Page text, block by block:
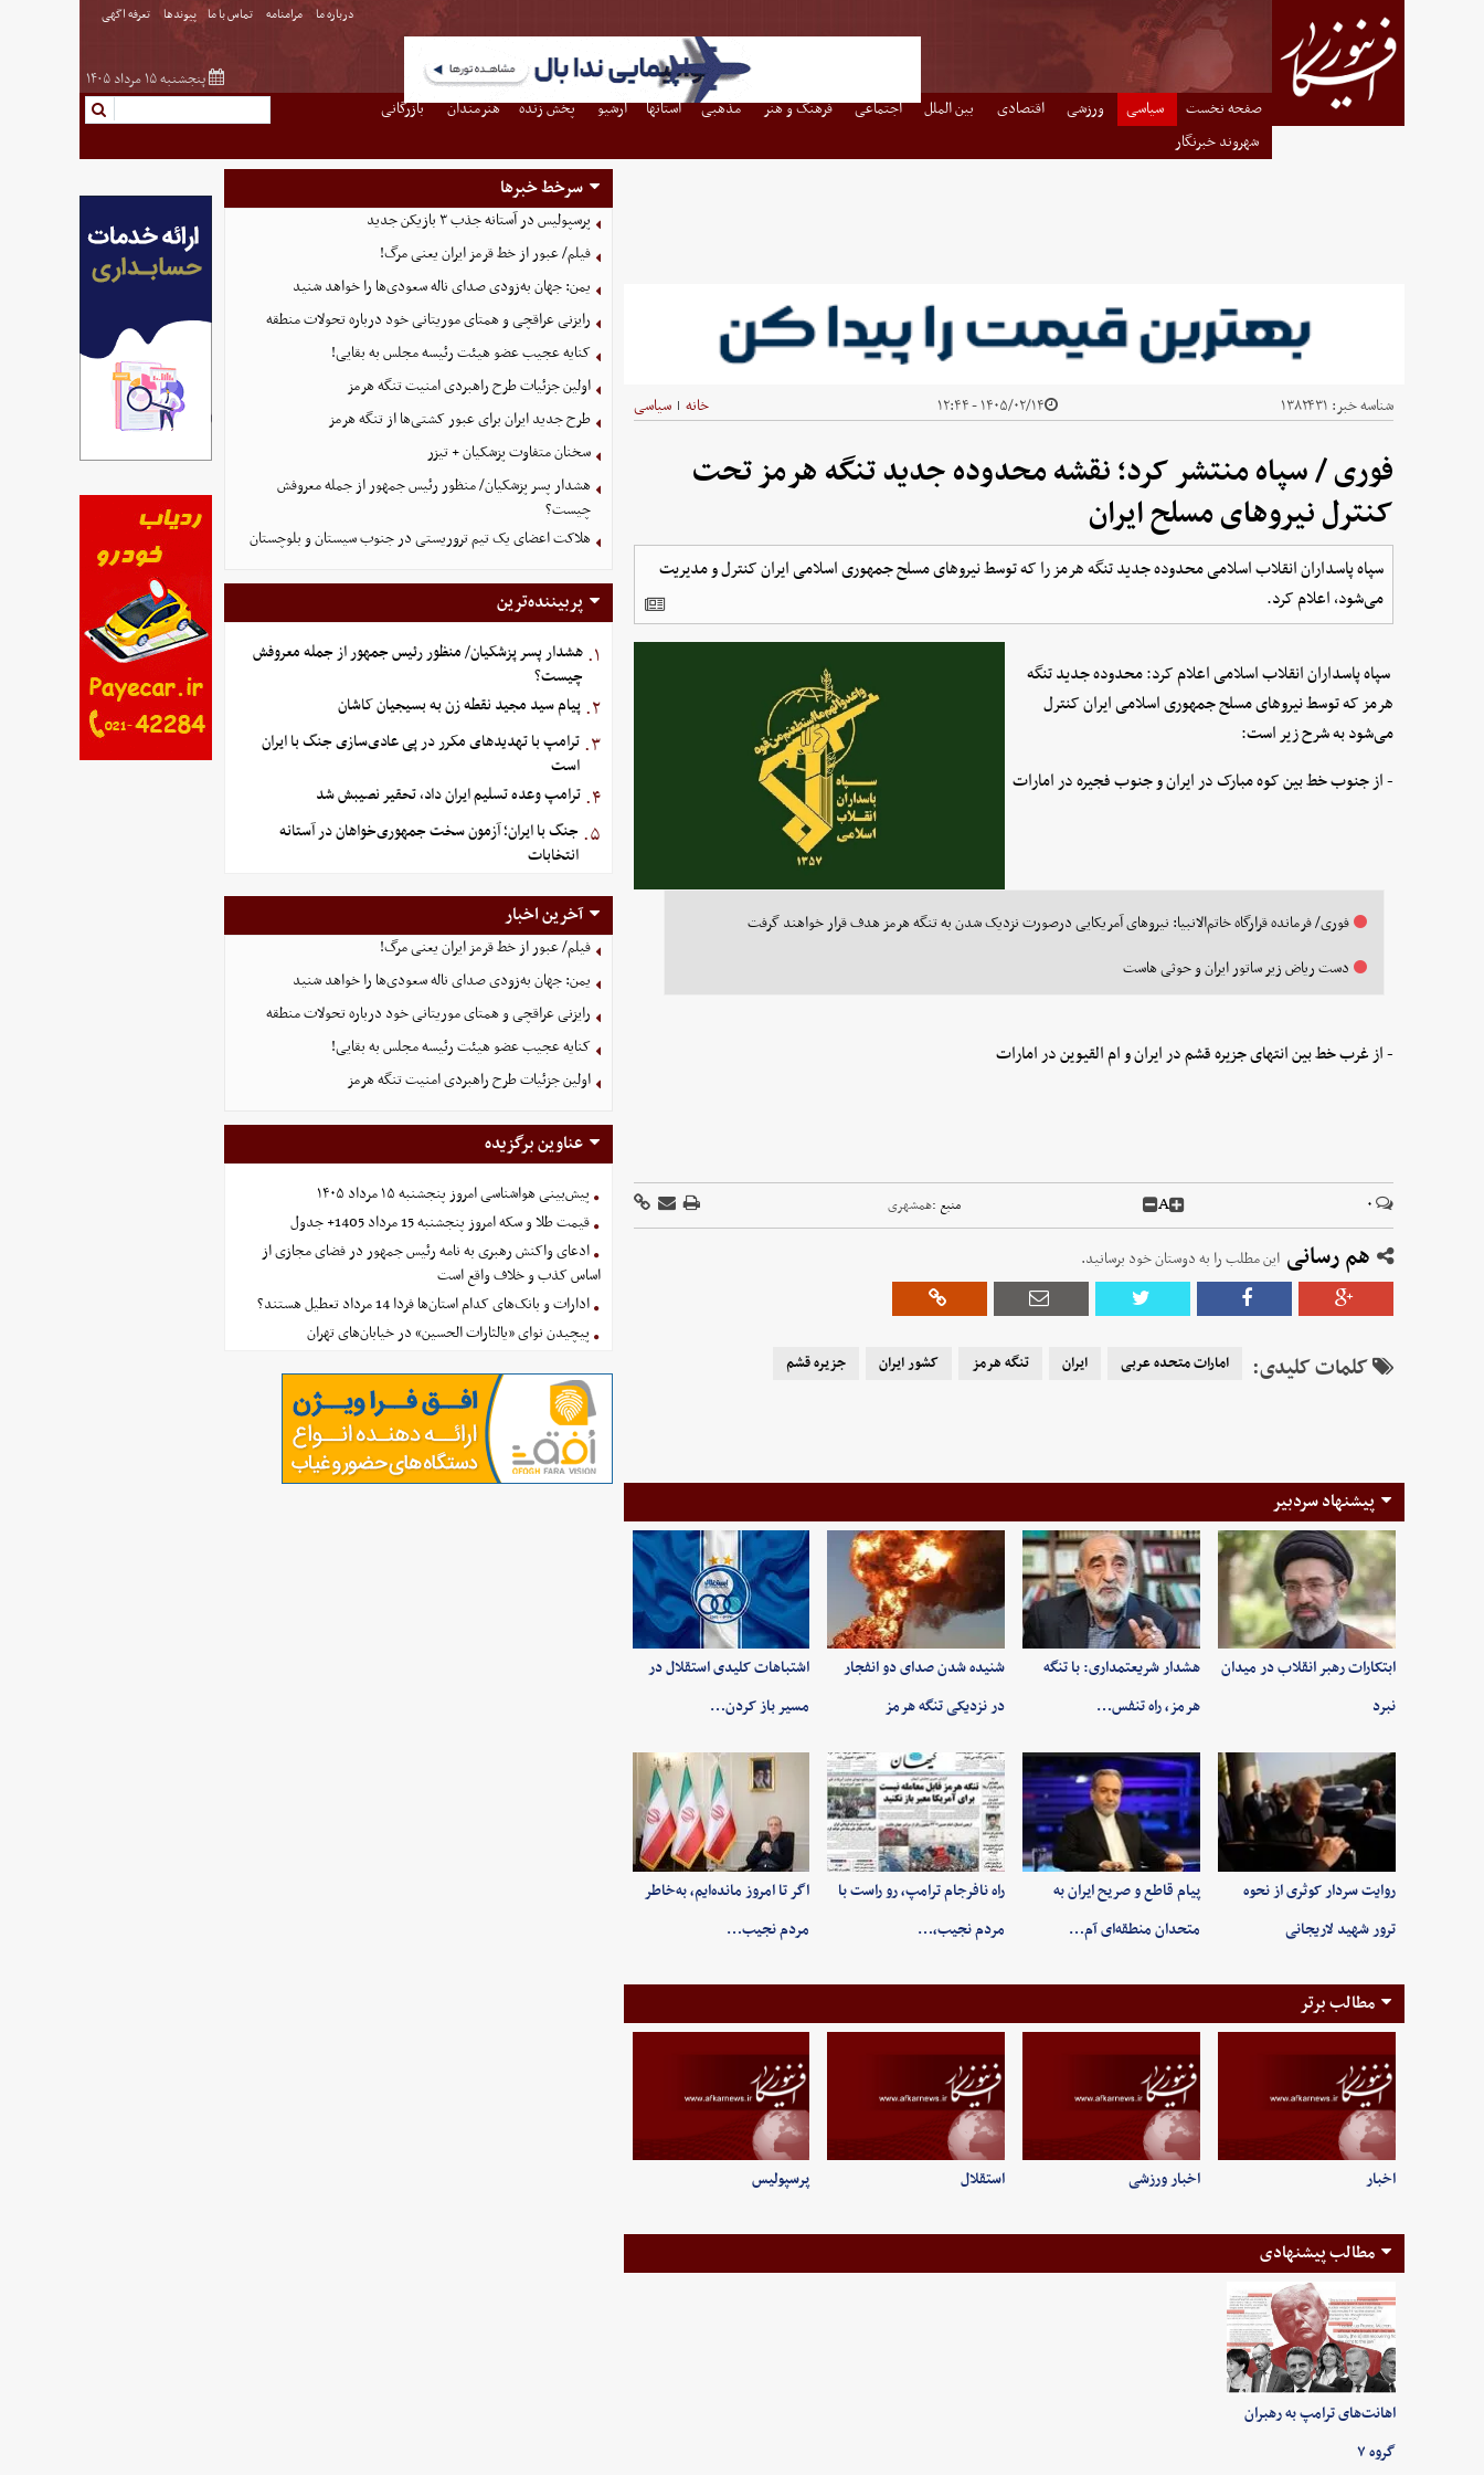
درباره ما مرامنامه تماس با ما پیوندها تعرفه اگهی
پنجشنبه ۱۵ مرداد ۱۴۰۵
صفحه نخست سیاسی ورزشی اقتصادی بین الملل اجتماعی فرهنگ و هنر مذهبی استانها آرشیو پخش زنده هنرمندان
بازرگانی
شهروند خبرنگار
شناسه خبر: ۱۳۸۲۴۳۱ ۱۴۰۵/۰۲/۱۴ - ۱۲:۴۴ خانه | سیاسی
فوری / سپاه منتشر کرد؛ نقشه محدوده جدید تنگه هرمز تحت
کنترل نیروهای مسلح ایران
سپاه پاسداران انقلاب اسلامی محدوده جدید تنگه هرمز را که توسط نیروهای مسلح جمهوری اسلامی ایران کنترل و مدیریت
می‌شود، اعلام کرد.
سپاه پاسداران انقلاب اسلامی اعلام کرد: محدوده جدید تنگه
هرمز که توسط نیروهای مسلح جمهوری اسلامی ایران کنترل
می‌شود به شرح زیر است:
- از جنوب خط بین کوه مبارک در ایران و جنوب فجیره در امارات
فوری/ فرمانده قرارگاه خاتم‌الانبیا: نیروهای آمریکایی درصورت نزدیک شدن به تنگه هرمز هدف قرار خواهند گرفت
دست ریاض زیر ساتور ایران و حوثی هاست
- از غرب خط بین انتهای جزیره قشم در ایران و ام القیوین در امارات
۰ A منبع :همشهری
هم رسانی این مطلب را به دوستان خود برسانید.
کلمات کلیدی: امارات متحده عربی ایران تنگه هرمز کشور ایران جزیره قشم
پیشنهاد سردبیر
ابتکارات رهبر انقلاب در میدان
نبرد
هشدار شریعتمداری: با تنگه
هرمز، راه تنفس…
شنیده شدن صدای دو انفجار
در نزدیکی تنگه هرمز
اشتباهات کلیدی استقلال در
مسیر باز کردن…
روایت سردار کوثری از نحوه
ترور شهید لاریجانی
پیام قاطع و صریح ایران به
متحدان منطقه‌ای آم…
راه نافرجام ترامپ، رو راست با
مردم نجیب،…
اگر تا امروز مانده‌ایم، به‌خاطر
مردم نجیب…
مطالب برتر
اخبار اخبار ورزشی استقلال پرسپولیس
مطالب پیشنهادی
اهانت‌های ترامپ به رهبران
گروه ۷
سرخط خبرها
پرسپولیس در آستانه جذب ۳ بازیکن جدید
فیلم/ عبور از خط قرمز ایران یعنی مرگ!
یمن: جهان به‌زودی صدای ناله سعودی‌ها را خواهد شنید
رایزنی عراقچی و همتای موریتانی خود درباره تحولات منطقه
کنایه عجیب عضو هیئت رئیسه مجلس به بقایی!
اولین جزئیات طرح راهبردی امنیت تنگه هرمز
طرح جدید ایران برای عبور کشتی‌ها از تنگه هرمز
سخنان متفاوت پزشکیان + تیزر
هشدار پسر پزشکیان/ منظور رئیس جمهور از جمله معروفش
چیست؟
هلاکت اعضای یک تیم تروریستی در جنوب سیستان و بلوچستان
پربیننده‌ترین
۱. هشدار پسر پزشکیان/ منظور رئیس جمهور از جمله معروفش
چیست؟
۲. پیام سید مجید نقطه زن به بسیجیان کاشان
۳. ترامپ با تهدیدهای مکرر در پی عادی‌سازی جنگ با ایران
است
۴. ترامپ وعده تسلیم ایران داد، تحقیر نصیبش شد
۵. جنگ با ایران؛ آزمون سخت جمهوری‌خواهان در آستانه
انتخابات
آخرین اخبار
فیلم/ عبور از خط قرمز ایران یعنی مرگ!
یمن: جهان به‌زودی صدای ناله سعودی‌ها را خواهد شنید
رایزنی عراقچی و همتای موریتانی خود درباره تحولات منطقه
کنایه عجیب عضو هیئت رئیسه مجلس به بقایی!
اولین جزئیات طرح راهبردی امنیت تنگه هرمز
عناوین برگزیده
پیش‌بینی هواشناسی امروز پنجشنبه ۱۵ مرداد ۱۴۰۵
قیمت طلا و سکه امروز پنجشنبه 15 مرداد 1405+ جدول
ادعای واکنش رهبری به نامه رئیس جمهور در فضای مجازی از
اساس کذب و خلاف واقع است
ادارات و بانک‌های کدام استان‌ها فردا 14 مرداد تعطیل هستند؟
پیچیدن نوای «یالثارات الحسین» در خیابان‌های تهران